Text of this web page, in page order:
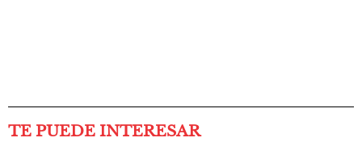
TE PUEDE INTERESAR